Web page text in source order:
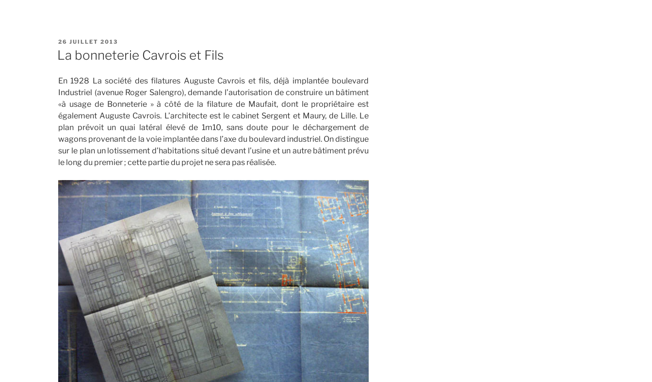
PUBLIÉ
LE
26 JUILLET 2013
La bonneterie Cavrois et Fils
En 1928 La société des filatures Auguste Cavrois et fils, déjà implantée boulevard
Industriel (avenue Roger Salengro), demande l’autorisation de construire un bâtiment
«à usage de Bonneterie » à côté de la filature de Maufait, dont le propriétaire est
également Auguste Cavrois. L’architecte est le cabinet Sergent et Maury, de Lille. Le
plan prévoit un quai latéral élevé de 1m10, sans doute pour le déchargement de
wagons provenant de la voie implantée dans l’axe du boulevard industriel. On distingue
sur le plan un lotissement d’habitations situé devant l’usine et un autre bâtiment prévu
le long du premier ; cette partie du projet ne sera pas réalisée.